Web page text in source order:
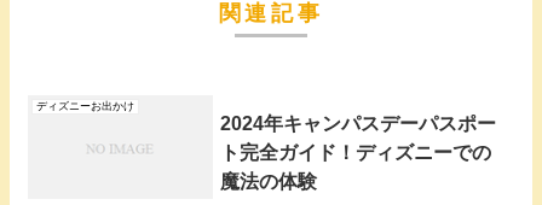
関連記事
ディズニーお出かけ
2024年キャンパスデーパスポー
ト完全ガイド！ディズニーでの
魔法の体験